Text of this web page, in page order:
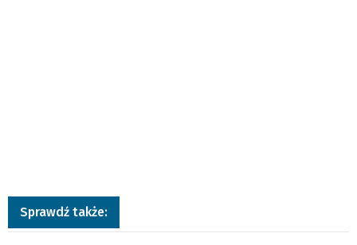
Sprawdź także: